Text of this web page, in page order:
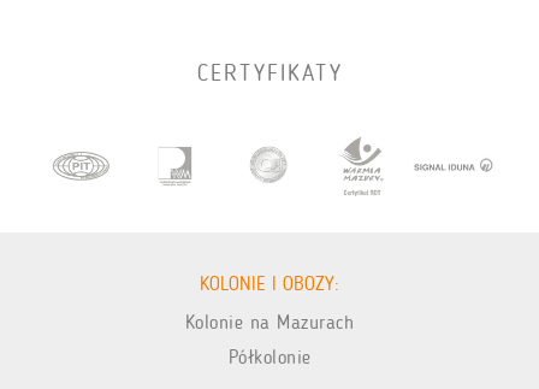
CERTYFIKATY
KOLONIE I OBOZY:
Kolonie na Mazurach
Półkolonie